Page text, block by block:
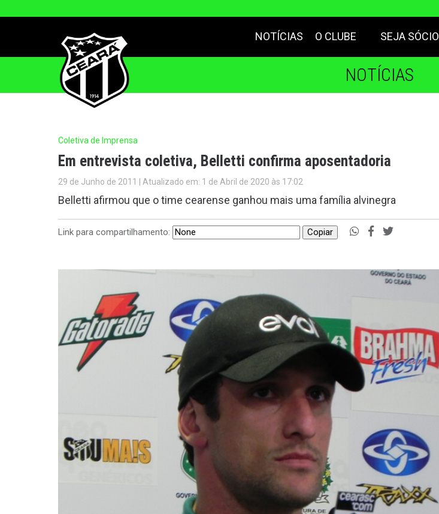
NOTÍCIAS O CLUBE SEJA SÓCIO
NOTÍCIAS
Coletiva de Imprensa
Em entrevista coletiva, Belletti confirma aposentadoria
29 de Junho de 2011 | Atualizado em: 1 de Abril de 2020 às 17:02
Belletti afirmou que o time cearense ganhou mais uma família alvinegra
Link para compartilhamento: Copiar